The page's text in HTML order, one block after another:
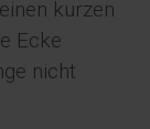
kurzen
Ecke
nicht